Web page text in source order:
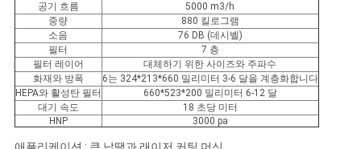
공기 흐름
5000 m3/h
중량
880 킬로그램
소음
76 DB (데시벨)
필터
7 층
필터 레이어
대체하기 위한 사이즈와 주파수
화재와 방폭
6는 324*213*660 밀리미터 3-6 달을 계층화합니다
HEPA와 활성탄 필터
660*523*200 밀리미터 6-12 달
대기 속도
18 초당 미터
HNP
3000 pa